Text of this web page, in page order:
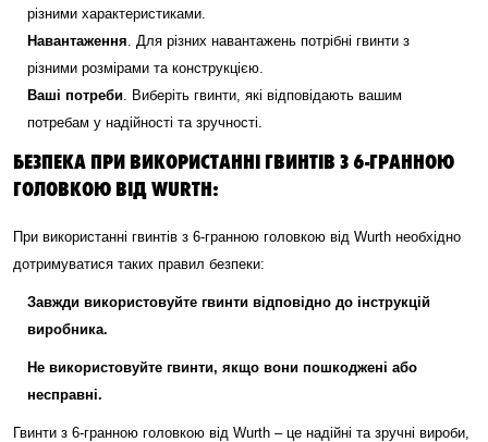
різними характеристиками.
Навантаження . Для різних навантажень потрібні гвинти з
різними розмірами та конструкцією.
Ваші потреби . Виберіть гвинти, які відповідають вашим
потребам у надійності та зручності.
БЕЗПЕКА ПРИ ВИКОРИСТАННІ ГВИНТІВ З 6-ГРАННОЮ
ГОЛОВКОЮ ВІД WURTH:
При використанні гвинтів з 6-гранною головкою від Wurth необхідно
дотримуватися таких правил безпеки:
Завжди використовуйте гвинти відповідно до інструкцій
виробника.
Не використовуйте гвинти, якщо вони пошкоджені або
несправні.
Гвинти з 6-гранною головкою від Wurth – це надійні та зручні вироби,